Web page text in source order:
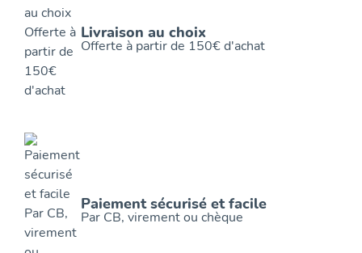
Livraison au choix
Offerte à partir de 150€ d'achat
Paiement sécurisé et facile
Par CB, virement ou chèque